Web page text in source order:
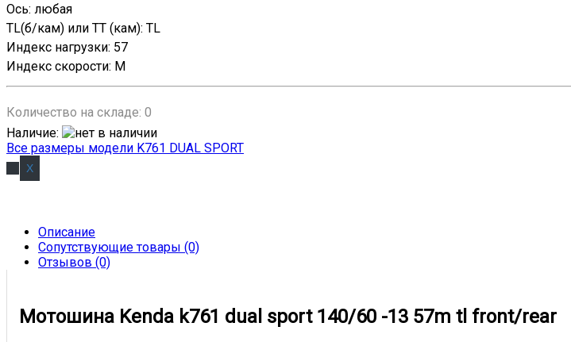
Ось: любая
TL(б/кам) или TT (кам): TL
Индекс нагрузки: 57
Индекс скорости: M
Количество на складе: 0
Наличие:
Все размеры модели K761 DUAL SPORT
Описание
Сопутствующие товары (0)
Отзывов (0)
Мотошина Kenda k761 dual sport 140/60 -13 57m tl front/rear